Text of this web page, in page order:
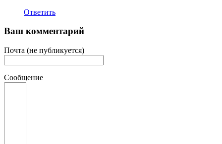
Ответить
Ваш комментарий
Почта (не публикуется)
Сообщение